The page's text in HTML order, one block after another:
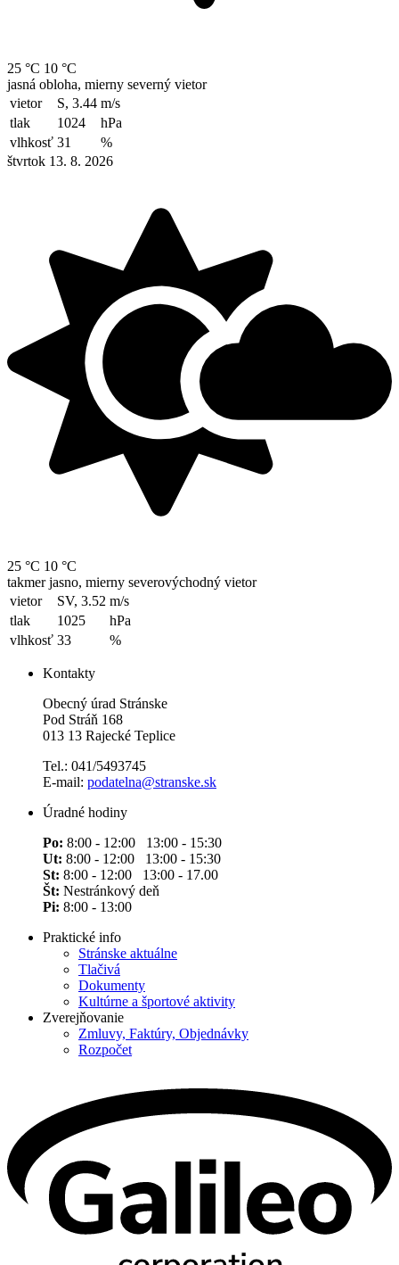
25 °C 10 °C
jasná obloha, mierny severný vietor
vietor
S, 3.44 m/s
tlak
1024
hPa
vlhkosť 31
%
štvrtok 13. 8. 2026
25 °C 10 °C
takmer jasno, mierny severovýchodný vietor
vietor
SV, 3.52 m/s
tlak
1025
hPa
vlhkosť 33 %
Kontakty
Obecný úrad Stránske
Pod Stráň 168
013 13 Rajecké Teplice
Tel.: 041/5493745
E-mail: podatelna@stranske.sk
Úradné hodiny
Po: 8:00 - 12:00 13:00 - 15:30
Ut: 8:00 - 12:00 13:00 - 15:30
St: 8:00 - 12:00 13:00 - 17.00
Št: Nestránkový deň
Pi: 8:00 - 13:00
Praktické info
Stránske aktuálne
Tlačivá
Dokumenty
Kultúrne a športové aktivity
Zverejňovanie
Zmluvy, Faktúry, Objednávky
Rozpočet